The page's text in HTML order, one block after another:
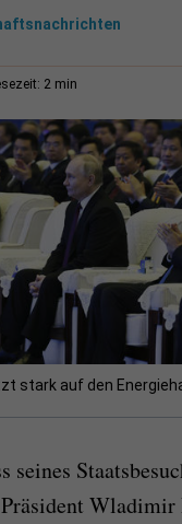
2 min
stark auf den
seines